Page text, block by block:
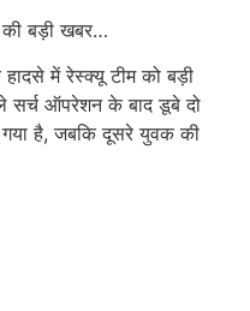
बड़ी खबर…
में रेस्क्यू टीम को बड़ी
ऑपरेशन के बाद डूबे दो
है, जबकि दूसरे युवक की